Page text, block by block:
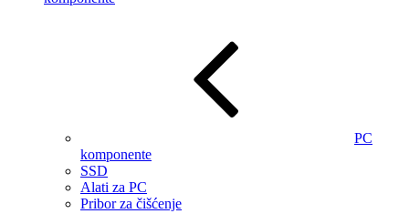
PC
komponente
SSD
Alati za PC
Pribor za čišćenje